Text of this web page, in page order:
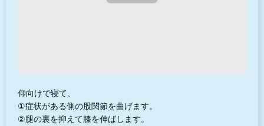
仰向けで寝て、
①症状がある側の股関節を曲げます。
②腿の裏を抑えて膝を伸ばします。